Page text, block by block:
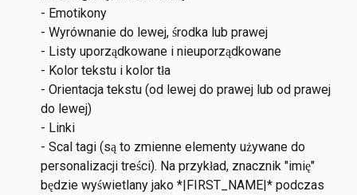
- Emotikony
- Wyrównanie do lewej, środka lub prawej
- Listy uporządkowane i nieuporządkowane
- Kolor tekstu i kolor tła
- Orientacja tekstu (od lewej do prawej lub od prawej
do lewej)
- Linki
- Scal tagi (są to zmienne elementy używane do
personalizacji treści). Na przykład, znacznik "imię"
będzie wyświetlany jako *|FIRST_NAME|* podczas